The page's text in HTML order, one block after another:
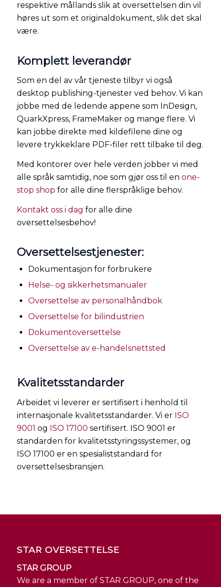
respektive mållands slik at oversettelsen din vil
høres ut som et originaldokument, slik det skal
være.
Komplett leverandør
Som en del av vår tjeneste tilbyr vi også
desktop publishing-tjenester ved behov. Vi kan
jobbe med de ledende appene som InDesign,
QuarkXpress, FrameMaker og mange flere. Vi
kan jobbe direkte med kildefilene dine og
levere trykkeklare PDF-filer rett tilbake til deg.
Med kontorer over hele verden jobber vi med
alle språk samtidig, noe som gjør oss til en one-
stop shop for alle dine flerspråklige behov.
Kontakt oss i dag for alle dine
oversettelsesbehov!
Oversettelsestjenester:
Dokumentasjon for forbrukere
Helse- og sikkerhetsmanualer
Oversettelse av personalhåndbok
Oversettelse for bilindustrien
Dokumentoversettelse
Oversettelse av e-handelsnettsted
Kvalitetsstandarder
Arbeidet vi leverer er sertifisert i henhold til
internasjonale kvalitetsstandarder. Vi er ISO
9001 og ISO 17100 sertifisert. ISO 9001 er
standarden for kvalitetsstyringssystemer, og
ISO 17100 er en spesialiststandard for
oversettelsesbransjen.
STAR OVERSETTELSE
STAR GROUP
We are a member of STAR GROUP, one of the